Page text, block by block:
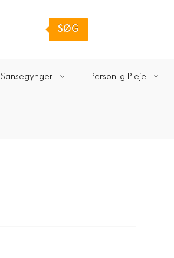
SØG
Sansegynger Personlig Pleje